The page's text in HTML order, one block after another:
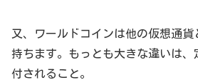
又、ワールドコインは他の仮想通貨
持ちます。もっとも大きな違いは、
付されること。